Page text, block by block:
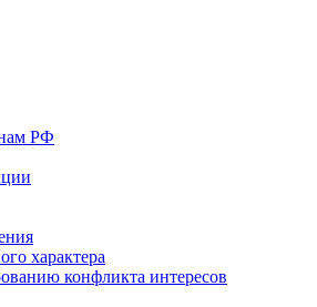
РФ
характера
конфликта интересов